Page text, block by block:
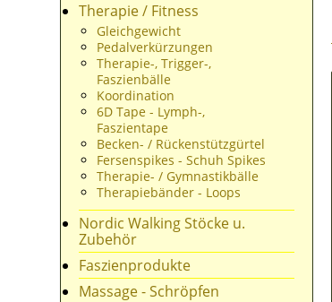
Therapie / Fitness
Gleichgewicht
Pedalverkürzungen
Therapie-, Trigger-,
Faszienbälle
Koordination
6D Tape - Lymph-,
Faszientape
Becken- / Rückenstützgürtel
Fersenspikes - Schuh Spikes
Therapie- / Gymnastikbälle
Therapiebänder - Loops
Nordic Walking Stöcke u.
Zubehör
Faszienprodukte
Massage - Schröpfen